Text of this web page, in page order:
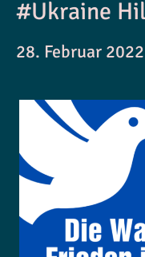
#Ukraine
28. Februar 2022